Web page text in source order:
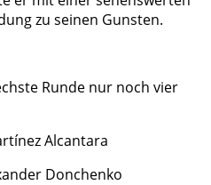
zu seinen Gunsten.
Runde nur noch vier
Alcantara
Donchenko